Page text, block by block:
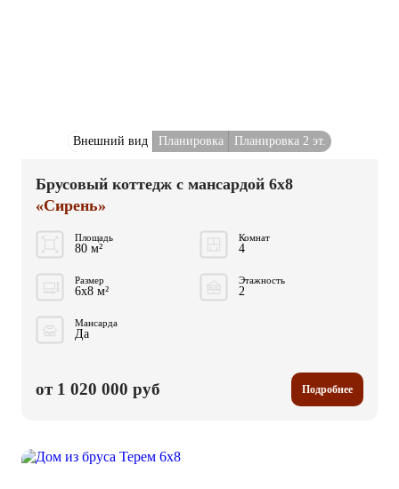
Внешний вид Планировка Планировка 2 эт.
Брусовый коттедж с мансардой 6x8
«Сирень»
Площадь
80 м²
Комнат
4
Размер
6x8 м²
Этажность
2
Мансарда
Да
от 1 020 000 руб Подробнее